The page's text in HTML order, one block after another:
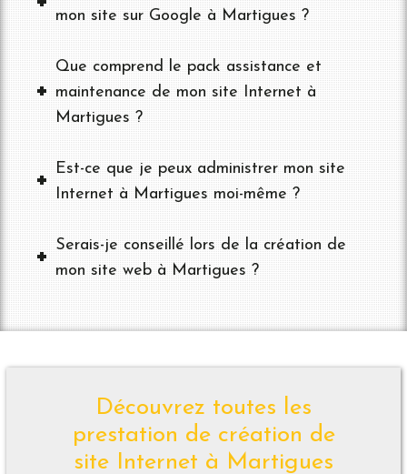
mon site sur Google à Martigues ?
Que comprend le pack assistance et
maintenance de mon site Internet à
Martigues ?
Est-ce que je peux administrer mon site
Internet à Martigues moi-même ?
Serais-je conseillé lors de la création de
mon site web à Martigues ?
Découvrez toutes les
prestation de création de
site Internet à Martigues